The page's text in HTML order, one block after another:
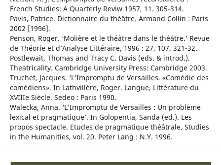
French Studies: A Quarterly Reviw 1957, 11. 305-314.
Pavis, Patrice. Dictionnaire du théâtre. Armand Collin : Paris
2002 [1996].
Penson, Roger. ‘Molière et le théâtre dans le théâtre.’ Revue
de Théorie et d’Analyse Littéraire, 1996 : 27, 107. 321-32.
Postlewait, Thomas and Tracy C. Davis (eds. & introd.).
Theatricality. Cambridge University Press: Cambridge 2003.
Truchet, Jacques. ‘L’Impromptu de Versailles. «Comédie des
comédiens». In Lathvillère, Roger. Langue, Littérature du
XVIIIe Siècle. Sedeo : Paris 1990.
Walecka, Anna. ‘L’Impromptu de Versailles : Un problème
lexical et pragmatique’. In Golopentia, Sanda (ed.). Les
propos spectacle. Etudes de pragmatique théâtrale. Studies
in the Humanities, vol. 20. Peter Lang : N.Y. 1996.